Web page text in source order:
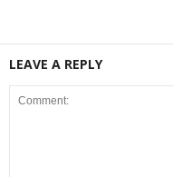
LEAVE A REPLY